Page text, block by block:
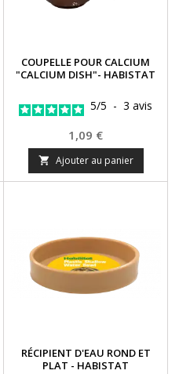
COUPELLE POUR CALCIUM
"CALCIUM DISH"- HABISTAT
5/5 - 3 avis
Prix
1,09 €
 Ajouter au panier
RÉCIPIENT D'EAU ROND ET
PLAT - HABISTAT